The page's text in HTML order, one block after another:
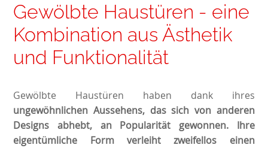
Gewölbte Haustüren - eine
Kombination aus Ästhetik
und Funktionalität
Gewölbte Haustüren haben dank ihres
ungewöhnlichen Aussehens, das sich von anderen
Designs abhebt, an Popularität gewonnen. Ihre
eigentümliche Form verleiht zweifellos einen